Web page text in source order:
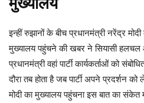
इन्हीं रुझानों के बीच प्रधानमंत्री नरेंद्र
मुख्यालय पहुंचने की खबर ने सियासी हलचल
प्रधानमंत्री वहां पार्टी कार्यकर्ताओं को
दौरा तब होता है जब पार्टी अपने प्रदर्शन
मोदी का मुख्यालय पहुंचना इस बात का संकेत